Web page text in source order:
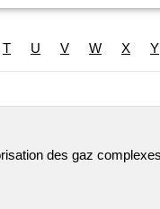
T U V W X Y
des gaz